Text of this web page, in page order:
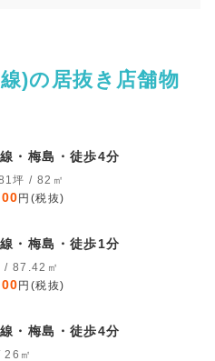
)の居抜き店舗物
・梅島・徒歩4分
24.81坪 / 82㎡
円(税抜)
・梅島・徒歩1分
/ 87.42㎡
円(税抜)
・梅島・徒歩4分
/ 26㎡